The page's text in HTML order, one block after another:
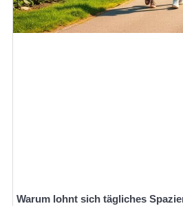
Warum lohnt sich tägliches